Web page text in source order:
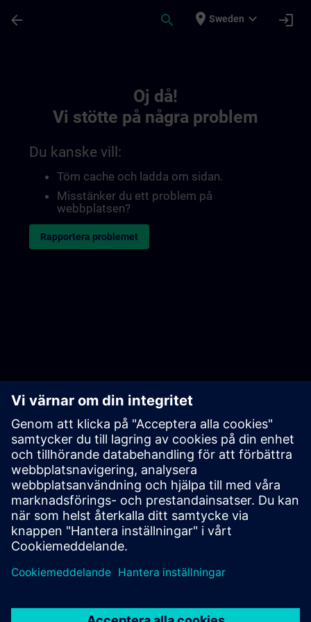
arrow_back search place Sweden expand_more login
Oj då!
Vi stötte på några problem
Du kanske vill:
Töm cache och ladda om sidan.
Misstänker du ett problem på
webbplatsen?
Rapportera problemet